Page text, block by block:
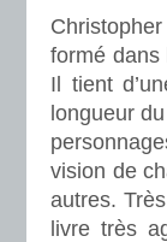
formé dans
Il tient
longueur
vision de
autres.
livre très